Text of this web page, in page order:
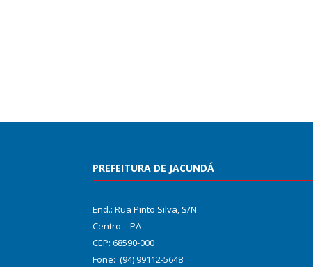
PREFEITURA DE JACUNDÁ
End.: Rua Pinto Silva, S/N
Centro – PA
CEP: 68590-000
Fone: (94) 99112-5648